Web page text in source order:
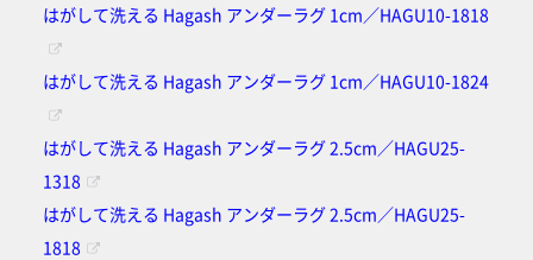
はがして洗える Hagash アンダーラグ 1cm／HAGU10-1818
はがして洗える Hagash アンダーラグ 1cm／HAGU10-1824
はがして洗える Hagash アンダーラグ 2.5cm／HAGU25-
1318
はがして洗える Hagash アンダーラグ 2.5cm／HAGU25-
1818